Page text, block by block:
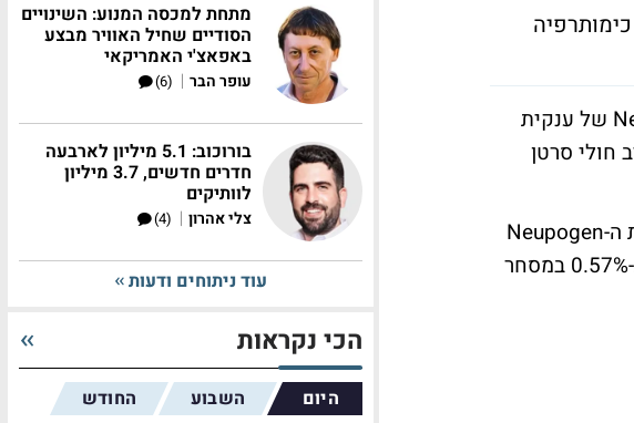
מנהל המזון והתרופות האמריקני (FDA) הודיע היום על עיכוב באישור תכשיר ה-Neutroval של ענקית
חולי סרטן
מחברת טבע נמסר כי הרגולטורים ב-FDA מבקשים מידע נוסף בנוגע לגרסה שלה לתרופת ה-Neupogen
שפותחה על ידי אמג'ן לפני מתן אישור לשיווק התרופה. מניות טבע מטפסות בשעה זו ב-0.57% במסחר
מתחת למכסה המנוע: השינויים
הסודיים שחיל האוויר מבצע
באפאצ'י האמריקאי
עופר הבר |
(6)
בורוכוב: 5.1 מיליון לארבעה
חדרים חדשים, 3.7 מיליון
לוותיקים
צלי אהרון |
(4)
עוד ניתוחים ודעות
הכי נקראות
היום השבוע החודש